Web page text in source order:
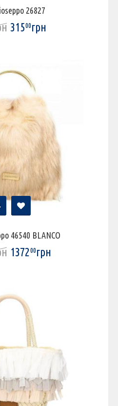
26827
31500грн
46540 BLANCO
137200грн